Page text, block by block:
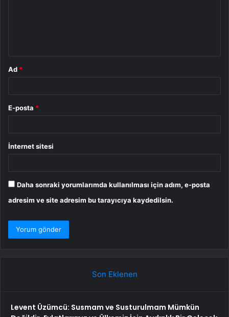
Ad *
E-posta *
İnternet sitesi
Daha sonraki yorumlarımda kullanılması için adım, e-posta
adresim ve site adresim bu tarayıcıya kaydedilsin.
Son Eklenen
Levent Üzümcü: Susmam ve Susturulmam Mümkün